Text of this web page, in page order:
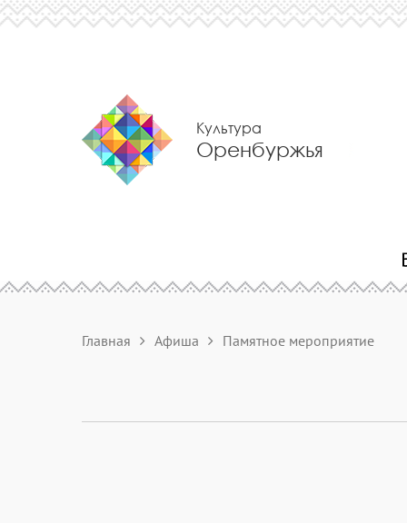
Культура
Оренбуржья
Главная Афиша Памятное мероприятие